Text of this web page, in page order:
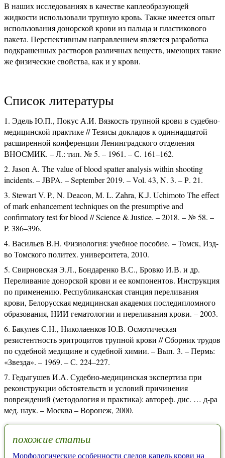
В наших исследованиях в качестве каплеобразующей
жидкости использовали трупную кровь. Также имеется опыт
использования донорской крови из пальца и пластикового
пакета. Перспективным направлением является разработка
подкрашенных растворов различных веществ, имеющих такие
же физические свойства, как и у крови.
Список литературы
Эдель Ю.П., Покус А.И. Вязкость трупной крови в судебно-
медицинской практике // Тезисы докладов к одиннадцатой
расширенной конференции Ленинградского отделения
ВНОСМИК. – Л.: тип. № 5. – 1961. – С. 161–162.
Jason А. The value of blood spatter analysis within shooting
incidents. – JBPA. – September 2019. – Vol. 43, N. 3. – Р. 21.
Stewart V. P., N. Deacon, M. L. Zahra, K.J. Uchimoto The effect
of mark enhancement techniques on the presumptive and
confirmatory test for blood // Science & Justice. – 2018. – № 58. –
P. 386–396.
Васильев В.Н. Физиология: учебное пособие. – Томск, Изд-
во Томского политех. университета, 2010.
Свирновская Э.Л., Бондаренко В.С., Бровко И.В. и др.
Переливание донорской крови и ее компонентов. Инструкция
по применению. Республиканская станция переливания
крови, Белорусская медицинская академия последипломного
образования, НИИ гематологии и переливания крови. – 2003.
Бакулев С.Н., Николаенков Ю.В. Осмотическая
резистентность эритроцитов трупной крови // Сборник трудов
по судебной медицине и судебной химии. – Вып. 3. – Пермь:
«Звезда». – 1969. – С. 224–227.
Гедыгушев И.А. Судебно-медицинская экспертиза при
реконструкции обстоятельств и условий причинения
повреждений (методология и практика): автореф. дис. … д-ра
мед. наук. – Москва – Воронеж, 2000.
похожие статьи
Морфологические особенности следов капель крови на